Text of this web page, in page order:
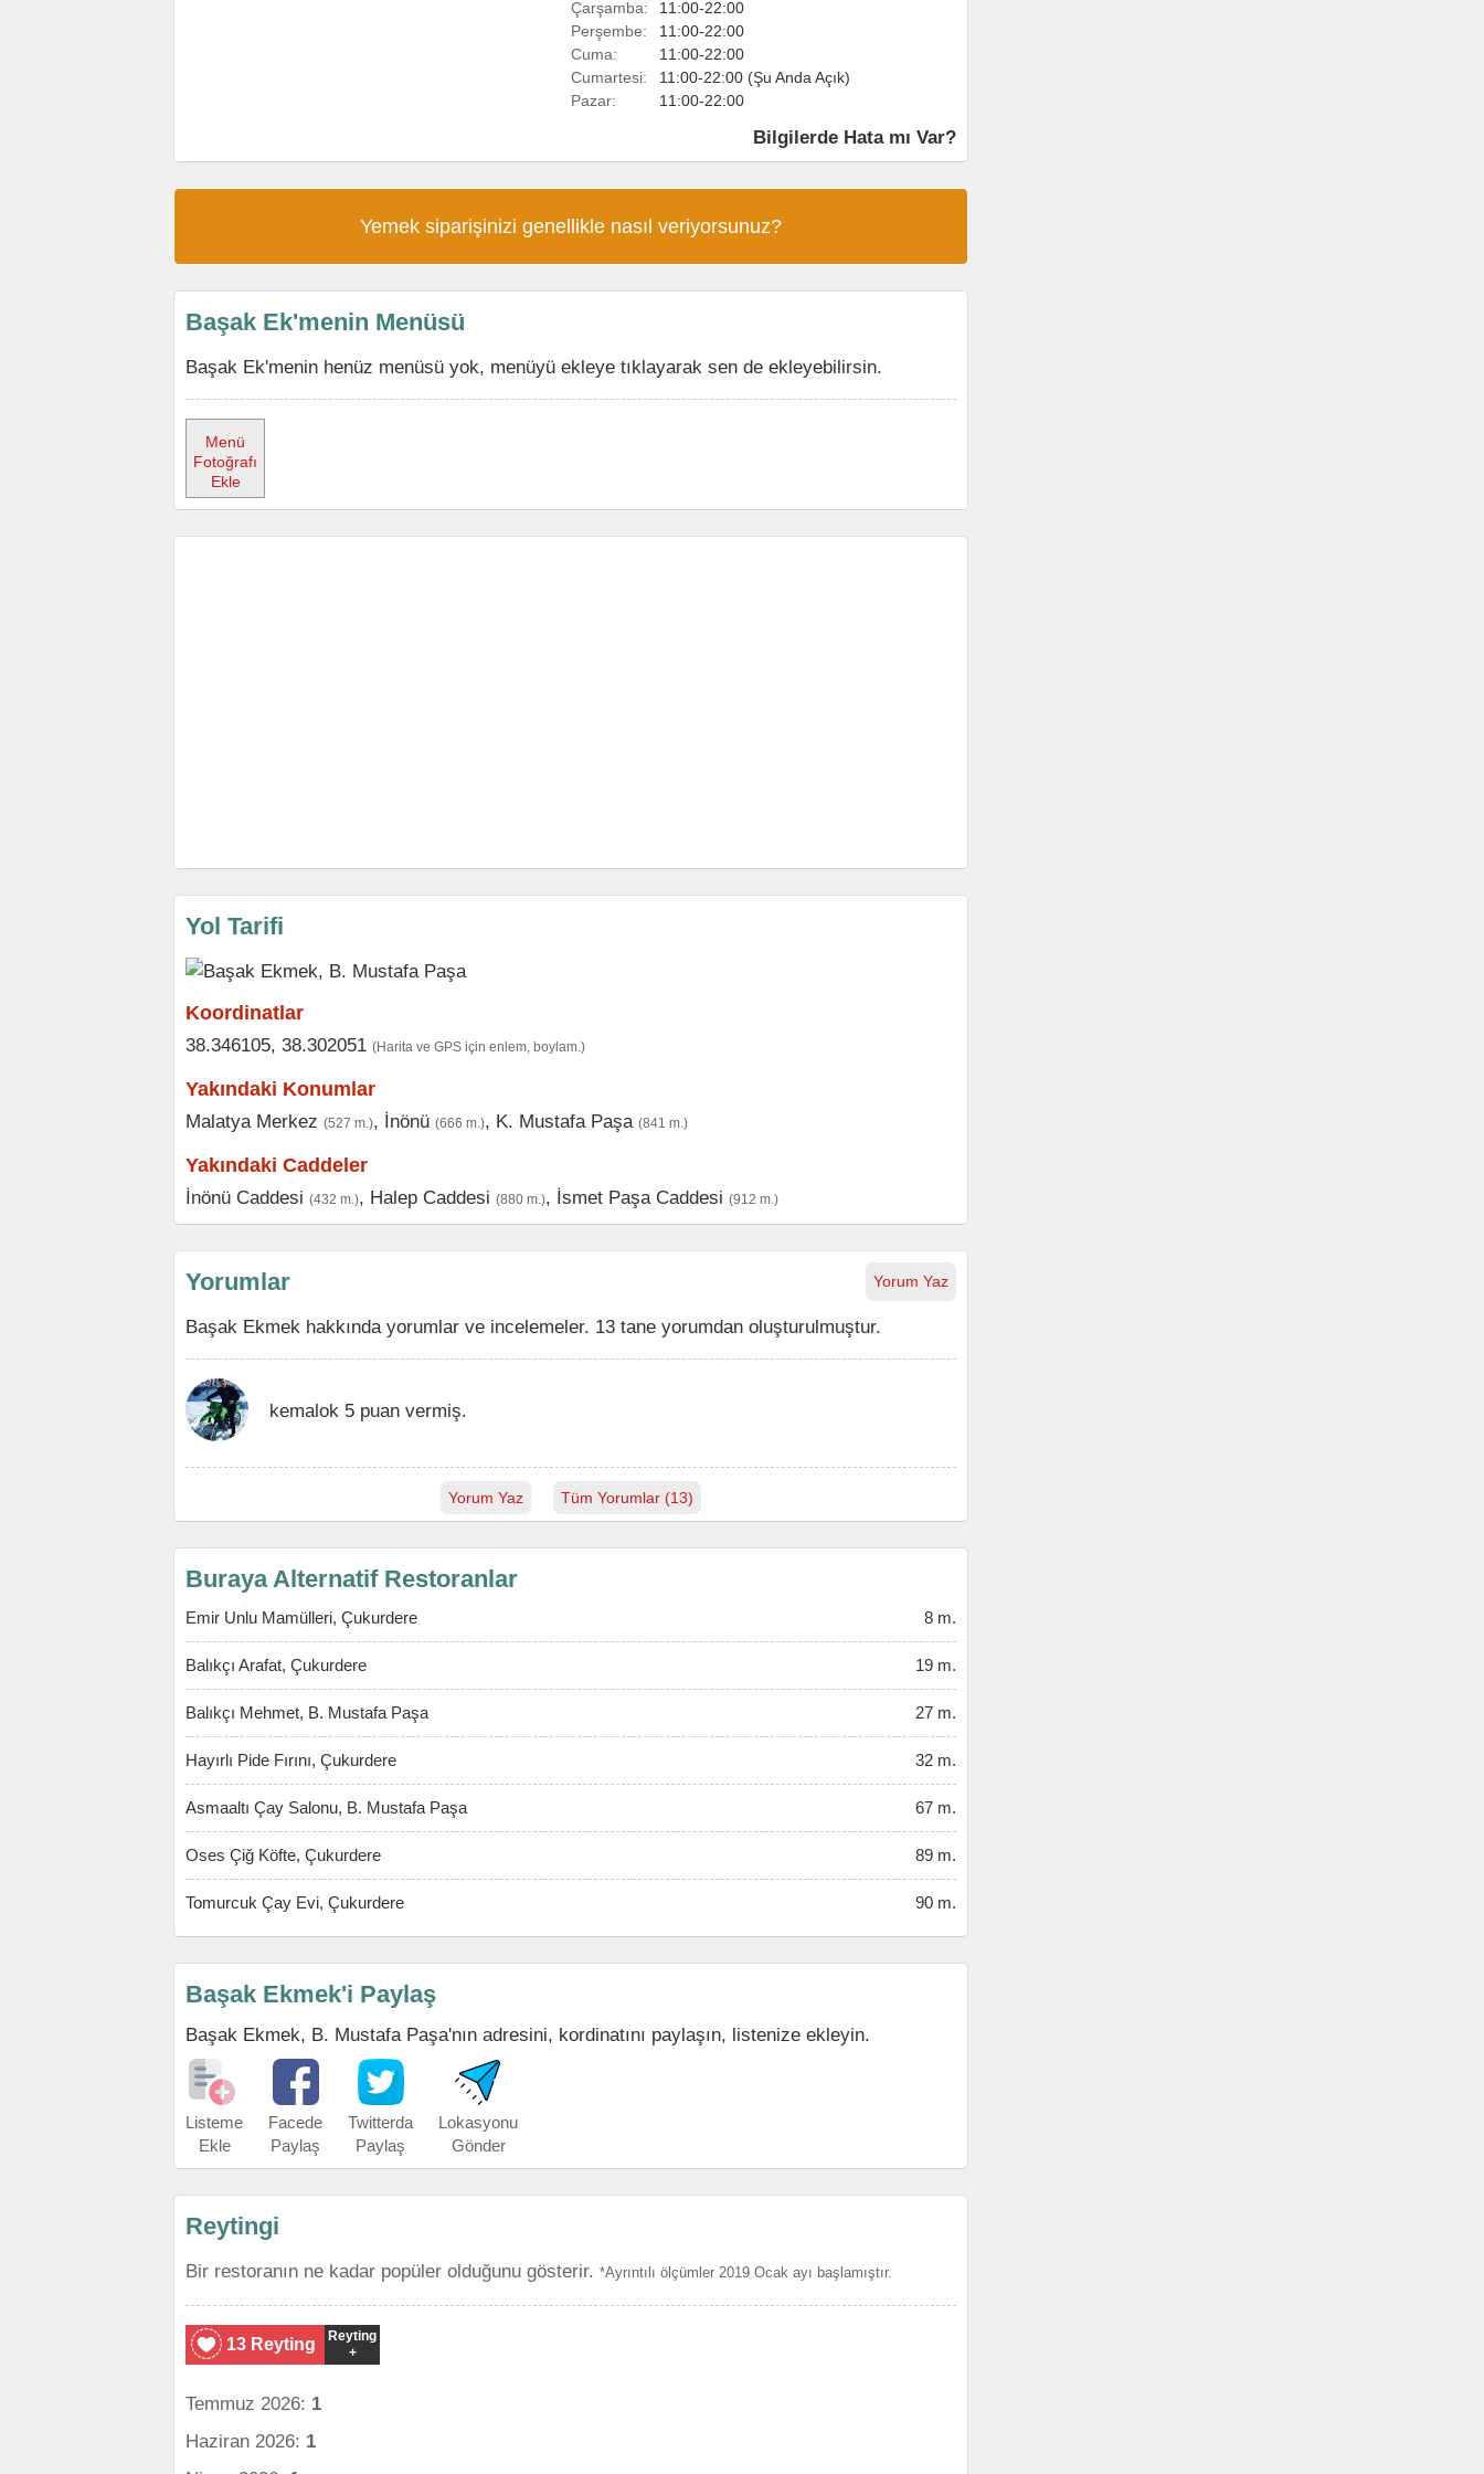
Çarşamba:
11:00-22:00
Perşembe:
11:00-22:00
Cuma:
11:00-22:00
Cumartesi:
11:00-22:00 (Şu Anda Açık)
Pazar:
11:00-22:00
Bilgilerde Hata mı Var?
Yemek siparişinizi genellikle nasıl veriyorsunuz?
Başak Ek'menin Menüsü
Başak Ek'menin henüz menüsü yok, menüyü ekleye tıklayarak sen de ekleyebilirsin.
Menü
Fotoğrafı
Ekle
Yol Tarifi
Koordinatlar
38.346105, 38.302051 (Harita ve GPS için enlem, boylam.)
Yakındaki Konumlar
Malatya Merkez (527 m.), İnönü (666 m.), K. Mustafa Paşa (841 m.)
Yakındaki Caddeler
İnönü Caddesi (432 m.), Halep Caddesi (880 m.), İsmet Paşa Caddesi (912 m.)
Yorum Yaz
Yorumlar
Başak Ekmek hakkında yorumlar ve incelemeler. 13 tane yorumdan oluşturulmuştur.
kemalok 5 puan vermiş.
Yorum Yaz Tüm Yorumlar (13)
Buraya Alternatif Restoranlar
Emir Unlu Mamülleri, Çukurdere 8 m.
Balıkçı Arafat, Çukurdere 19 m.
Balıkçı Mehmet, B. Mustafa Paşa 27 m.
Hayırlı Pide Fırını, Çukurdere 32 m.
Asmaaltı Çay Salonu, B. Mustafa Paşa 67 m.
Oses Çiğ Köfte, Çukurdere 89 m.
Tomurcuk Çay Evi, Çukurdere 90 m.
Başak Ekmek'i Paylaş
Başak Ekmek, B. Mustafa Paşa'nın adresini, kordinatını paylaşın, listenize ekleyin.
Listeme
Ekle
Facede
Paylaş
Twitterda
Paylaş
Lokasyonu
Gönder
Reytingi
Bir restoranın ne kadar popüler olduğunu gösterir. *Ayrıntılı ölçümler 2019 Ocak ayı başlamıştır.
13 Reyting
Reyting
+
Temmuz 2026: 1
Haziran 2026: 1